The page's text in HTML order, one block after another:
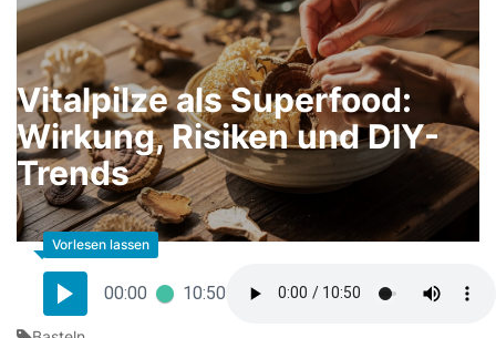
Vitalpilze als Superfood:
Wirkung, Risiken und DIY-
Trends
00:00 10:50